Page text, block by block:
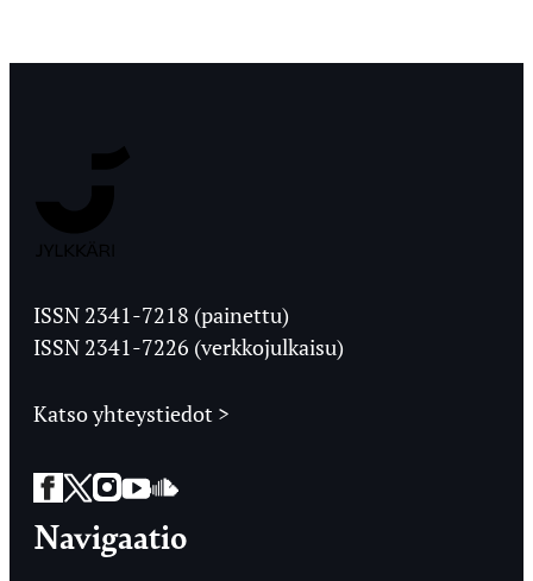
Ylioppilaslehti
ISSN 2341-7218 (painettu)
ISSN 2341-7226 (verkkojulkaisu)
Katso yhteystiedot >
Facebook
Twitter
Instagram
YouTube
SoundCloud
Navigaatio